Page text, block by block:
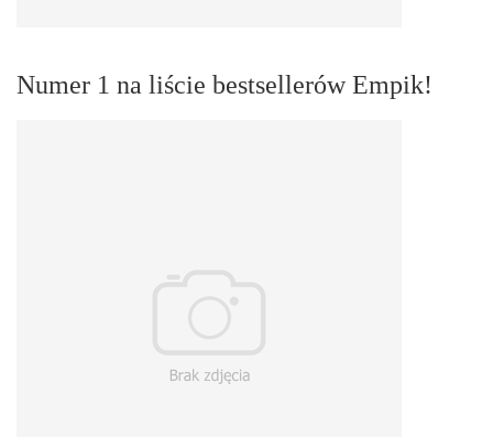
Numer 1 na liście bestsellerów Empik!